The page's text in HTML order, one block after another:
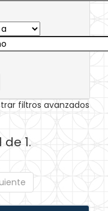
filtros avanzados
1.